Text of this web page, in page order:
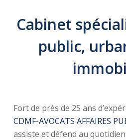
Cabinet
public,
Fort de près de 25 ans
CDMF-AVOCATS AFFAIRES
assiste et défend au